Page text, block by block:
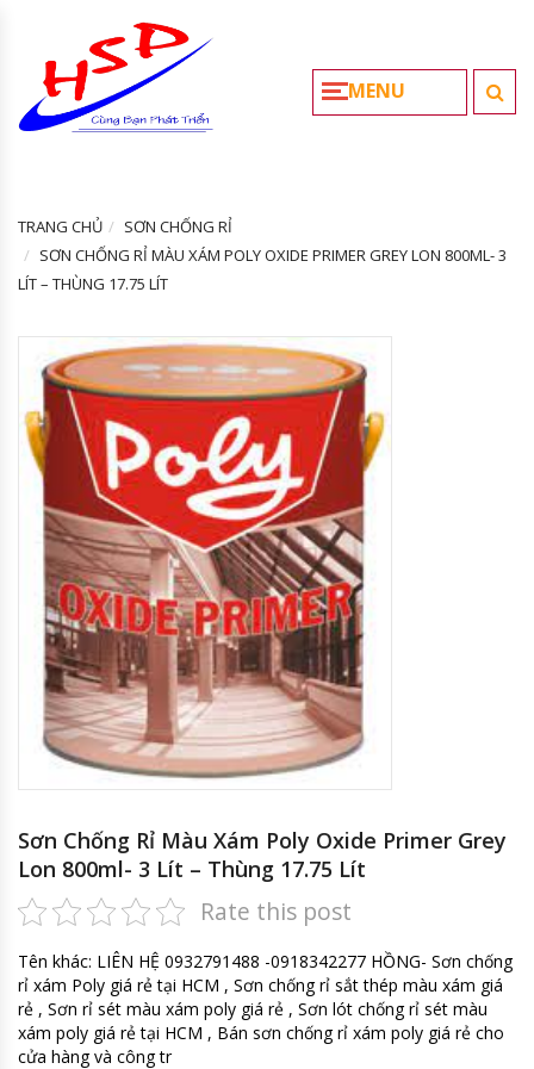
MENU
TRANG CHỦ
SƠN CHỐNG RỈ
SƠN CHỐNG RỈ MÀU XÁM POLY OXIDE PRIMER GREY LON 800ML- 3
LÍT – THÙNG 17.75 LÍT
Sơn Chống Rỉ Màu Xám Poly Oxide Primer Grey
Lon 800ml- 3 Lít – Thùng 17.75 Lít
Rate this post
Tên khác: LIÊN HỆ 0932791488 -0918342277 HỒNG- Sơn chống
rỉ xám Poly giá rẻ tại HCM , Sơn chống rỉ sắt thép màu xám giá
rẻ , Sơn rỉ sét màu xám poly giá rẻ , Sơn lót chống rỉ sét màu
xám poly giá rẻ tại HCM , Bán sơn chống rỉ xám poly giá rẻ cho
cửa hàng và công tr